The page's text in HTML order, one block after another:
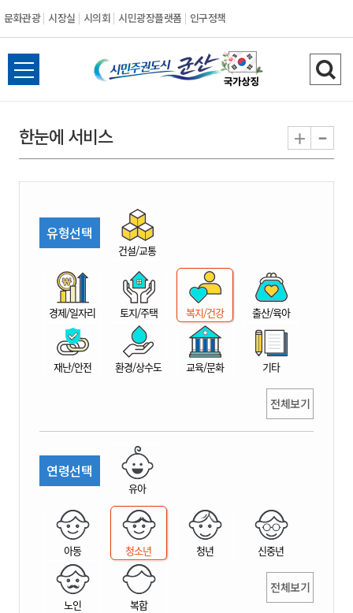
문화관광 시장실 시의회 시민광장플랫폼 인구정책
시
민
권
시
산
전
체
뉴
열
검
색
기
한눈에 서비스 + -
유형선택
건설/교통
경제/일자리 토지/주택 복지/건강 출산/육아
재난/안전 환경/상수도 교육/문화 기타
전체보기
연령선택
유아
아동 청소년 청년 신중년
노인 복합
전체보기